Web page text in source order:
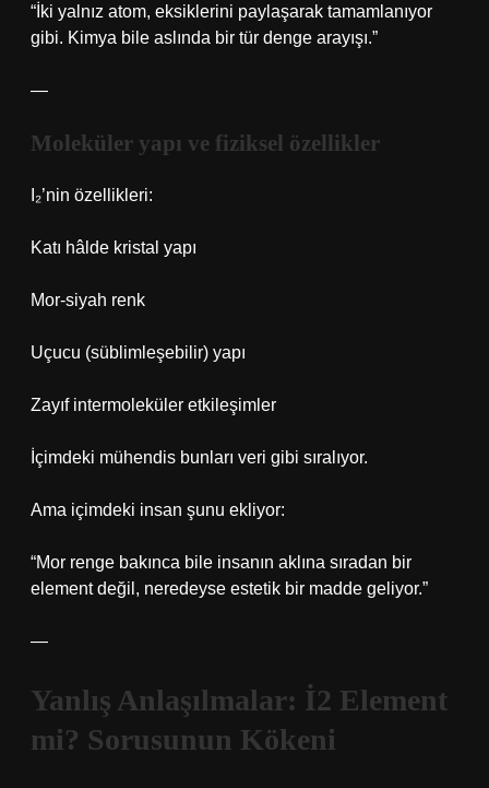
“İki yalnız atom, eksiklerini paylaşarak tamamlanıyor
gibi. Kimya bile aslında bir tür denge arayışı.”
—
Moleküler yapı ve fiziksel özellikler
I₂’nin özellikleri:
Katı hâlde kristal yapı
Mor-siyah renk
Uçucu (süblimleşebilir) yapı
Zayıf intermoleküler etkileşimler
İçimdeki mühendis bunları veri gibi sıralıyor.
Ama içimdeki insan şunu ekliyor:
“Mor renge bakınca bile insanın aklına sıradan bir
element değil, neredeyse estetik bir madde geliyor.”
—
Yanlış Anlaşılmalar: İ2 Element
mi? Sorusunun Kökeni